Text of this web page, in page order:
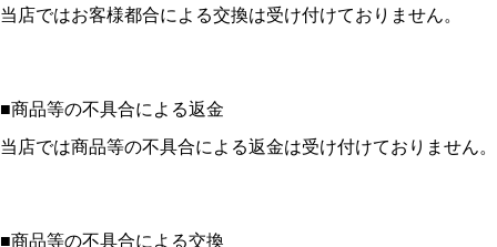
当店ではお客様都合による交換は受け付けておりません。
■商品等の不具合による返金
当店では商品等の不具合による返金は受け付けておりません。
■商品等の不具合による交換